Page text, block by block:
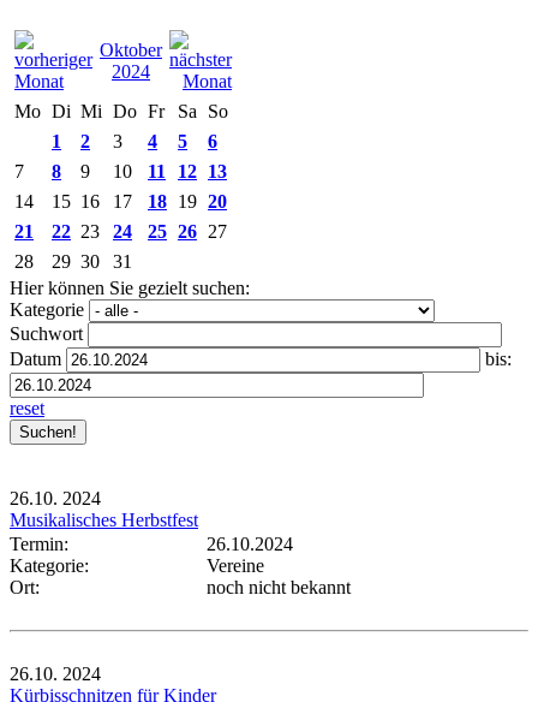
Oktober
2024
Mo Di Mi Do Fr Sa
So
1
2 3 4 5
6
7
8 9 10 11 12 13
14
15 16 17 18 19 20
21
22 23 24 25 26 27
28
29 30
31
Hier können Sie gezielt suchen:
Kategorie
Suchwort
Datum
bis:
reset
26.10. 2024
Musikalisches Herbstfest
Termin:
26.10.2024
Kategorie:
Vereine
Ort:
noch nicht bekannt
26.10. 2024
Kürbisschnitzen für Kinder